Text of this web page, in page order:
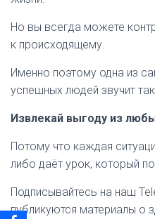
Но вы всегда можете
к происходящему.
Именно поэтому одна из
успешных людей звучит
Извлекай выгоду из
Потому что каждая
либо даёт урок, который
Подписывайтесь на наш
публикуются материалы о